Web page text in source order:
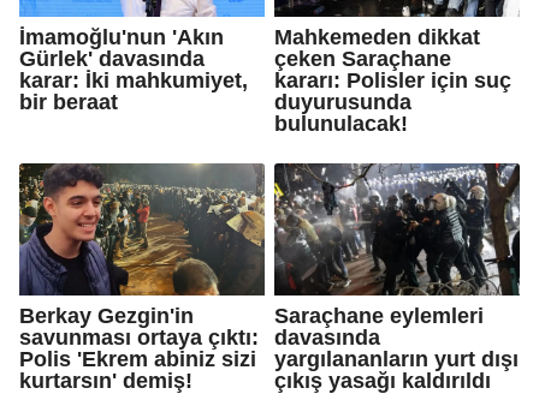
İmamoğlu'nun 'Akın
Gürlek' davasında
karar: İki mahkumiyet,
bir beraat
Mahkemeden dikkat
çeken Saraçhane
kararı: Polisler için suç
duyurusunda
bulunulacak!
Berkay Gezgin'in
savunması ortaya çıktı:
Polis 'Ekrem abiniz sizi
kurtarsın' demiş!
Saraçhane eylemleri
davasında
yargılananların yurt dışı
çıkış yasağı kaldırıldı